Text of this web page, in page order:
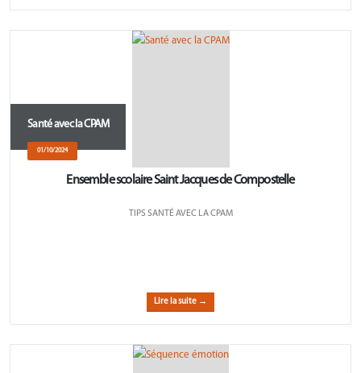
Santé avec la CPAM
01/10/2024
Ensemble scolaire Saint Jacques de Compostelle
TIPS SANTÉ AVEC LA CPAM
Lire la suite →